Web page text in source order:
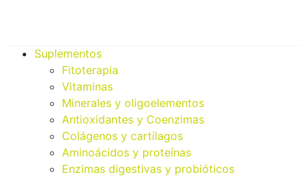
Suplementos
Fitoterapia
Vitaminas
Minerales y oligoelementos
Antioxidantes y Coenzimas
Colágenos y cartílagos
Aminoácidos y proteínas
Enzimas digestivas y probióticos